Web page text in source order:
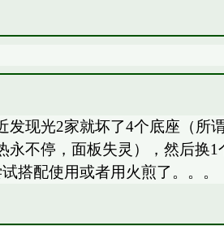
现光2家就坏了4个底座（
不停，面板失灵），然后换
搭配使用或者用火煎了。。。